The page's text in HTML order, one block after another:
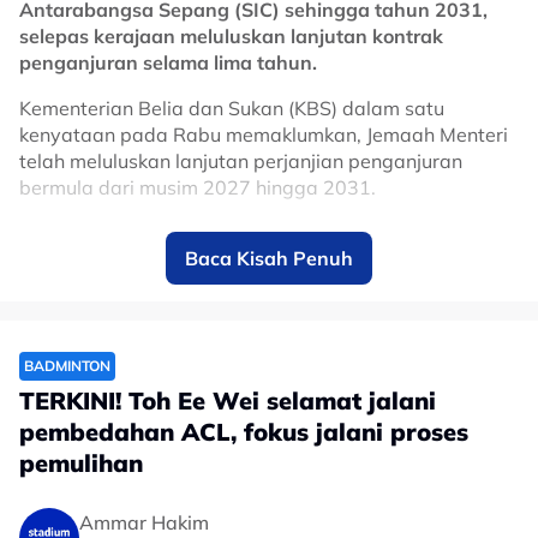
Antarabangsa Sepang (SIC) sehingga tahun 2031,
selepas kerajaan meluluskan lanjutan kontrak
penganjuran selama lima tahun.
Kementerian Belia dan Sukan (KBS) dalam satu
kenyataan pada Rabu memaklumkan, Jemaah Menteri
telah meluluskan lanjutan perjanjian penganjuran
bermula dari musim 2027 hingga 2031.
Keputusan itu memastikan Malaysia terus kekal dalam
kalendar MotoGP, sekali gus mengukuhkan kedudukan
Sepang sebagai antara litar ikonik dalam kejuaraan
Litar Antarabangsa Sepang mula menjadi tuan rumah
MotoGP pada 1999 dan hanya terlepas menganjurkan
perlumbaan pada musim 2020 serta 2021 susulan
pandemik COVID-19.
Sepanjang lebih dua dekad penganjurannya, Grand
Prix Malaysia berjaya menarik kehadiran ratusan ribu
Baca Kisah Penuh
BADMINTON
TERKINI! Toh Ee Wei selamat jalani
pembedahan ACL, fokus jalani proses
pemulihan
Ammar Hakim